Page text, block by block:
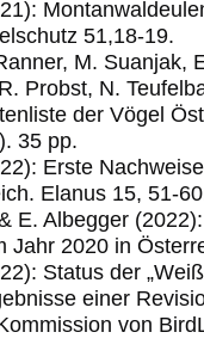
51,18-19.
M. Suanjak,
Probst, N.
der Vögel
35 pp.
Erste
Elanus 15, 51-
E. Albegger
Jahr 2020 in
Status der
einer
von